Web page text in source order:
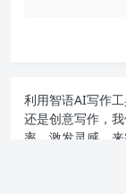
利用智语AI写作
还是创意写作，
率，激发灵感。